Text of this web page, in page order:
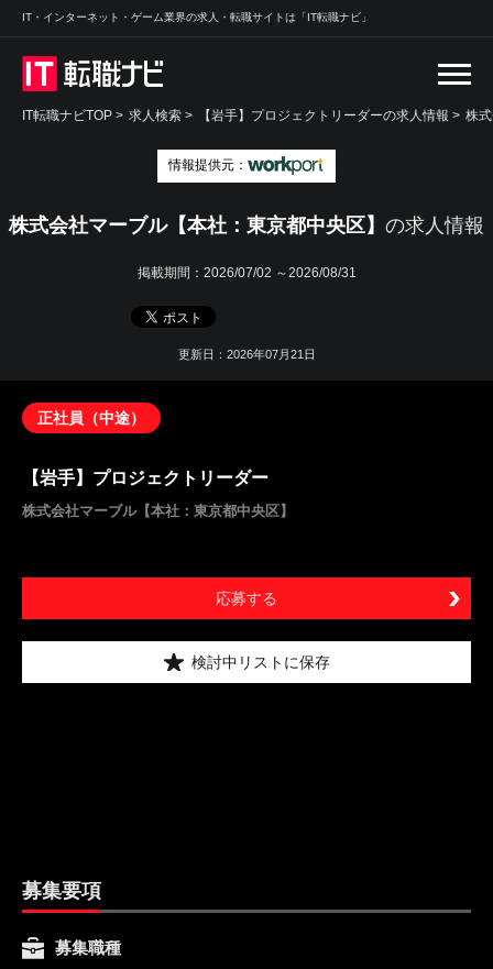
IT・インターネット・ゲーム業界の求人・転職サイトは「IT転職ナビ」
IT転職ナビTOP > 求人検索 > 【岩手】プロジェクトリーダーの求人情報 > 株
情報提供元：
株式会社マーブル【本社：東京都中央区】 の求人情報
掲載期間： 2026/07/02 ～2026/08/31
更新日：2026年07月21日
正社員（中途）
【岩手】プロジェクトリーダー
株式会社マーブル【本社：東京都中央区】
応募する
検討中リストに保存
募集要項
募集職種